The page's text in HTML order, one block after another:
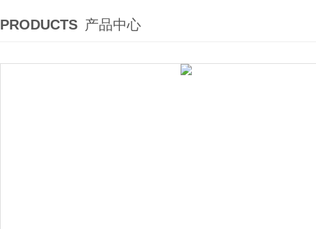
PRODUCTS 产品中心